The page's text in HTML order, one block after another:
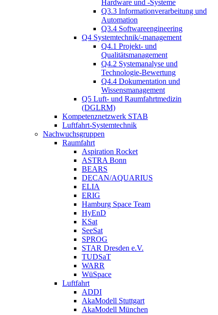
Hardware und -Systeme
Q3.3 Informationverarbeitung und
Automation
Q3.4 Softwareengineering
Q4 Systemtechnik/-management
Q4.1 Projekt- und
Qualitätsmanagement
Q4.2 Systemanalyse und
Technologie-Bewertung
Q4.4 Dokumentation und
Wissensmanagement
Q5 Luft- und Raumfahrtmedizin
(DGLRM)
Kompetenznetzwerk STAB
Luftfahrt-Systemtechnik
Nachwuchsgruppen
Raumfahrt
Aspiration Rocket
ASTRA Bonn
BEARS
DECAN/AQUARIUS
ELIA
ERIG
Hamburg Space Team
HyEnD
KSat
SeeSat
SPROG
STAR Dresden e.V.
TUDSaT
WARR
WüSpace
Luftfahrt
ADDI
AkaModell Stuttgart
AkaModell München